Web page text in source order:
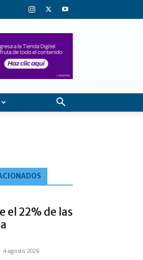
el 22% de las
4 agosto 2026